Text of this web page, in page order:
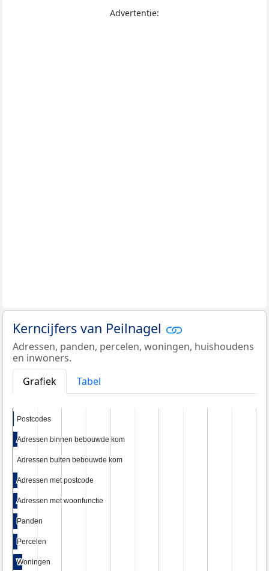
Advertentie:
Kerncijfers van Peilnagel
Adressen, panden, percelen, woningen, huishoudens
en inwoners.
Grafiek
Tabel
Postcodes
Postcodes
Adressen binnen bebouwde kom
Adressen binnen bebouwde kom
Adressen buiten bebouwde kom
Adressen buiten bebouwde kom
Adressen met postcode
Adressen met postcode
Adressen met woonfunctie
Adressen met woonfunctie
Panden
Panden
Percelen
Percelen
Woningen
Woningen